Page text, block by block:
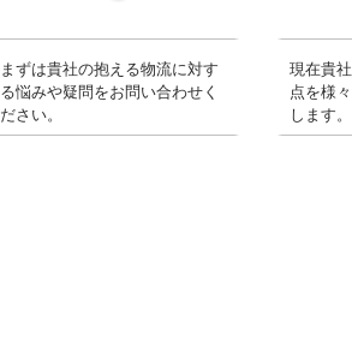
まずは貴社の抱える物流に対す
る悩みや疑問をお問い合わせく
ださい。
現在貴
点を様
します。